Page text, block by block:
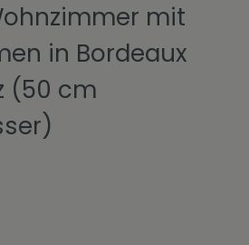
mit
in Bordeaux
(50 cm